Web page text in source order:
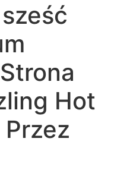
Hot